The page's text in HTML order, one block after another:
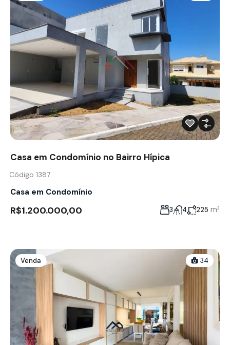
Casa em Condomínio no Bairro Hípica
Código 1387
Casa em Condomínio
R$1.200.000,00 3 4 225 m²
Venda 34